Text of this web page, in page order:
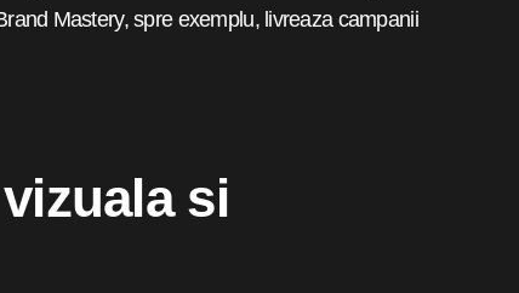
Mastery, spre exemplu, livreaza campanii
si